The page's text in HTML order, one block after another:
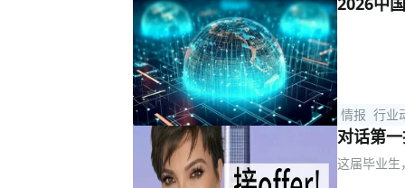
情报 行业
对话第
这届毕业